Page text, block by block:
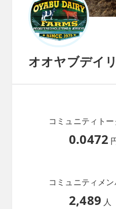
オオヤブデイ
コミュニティト
0.0472
コミュニティメ
2,489 人